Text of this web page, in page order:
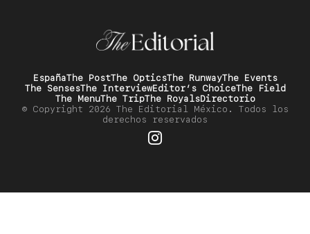
EspañaThe PostThe OpticsThe RunwayThe Events
The SensesThe InterviewEditor’s ChoiceThe Field
The MenuThe TripThe RoyalsDirectorio
© Copyright 2026 The Editorial México. Todos los
derechos reservados